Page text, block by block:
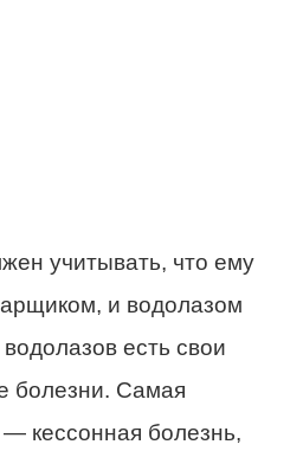
учитывать, что ему
и водолазом
есть свои
болезни. Самая
кессонная болезнь,